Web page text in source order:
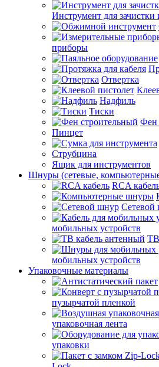
Инструмент для зачистки
приборы
Отвертка
Надфиль
Тиски
Фен
Пинцет
Струбцина
Ящик для инструментов
Шнуры (сетевые,
RCA
Сетевой
мобильных устройств
ТВ
мобильных устройств
Упаковочные материалы
пузырчатой пленкой
упаковочная лента
упаковки